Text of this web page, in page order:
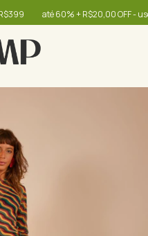
até 60% + R$20,00 OFF - use o